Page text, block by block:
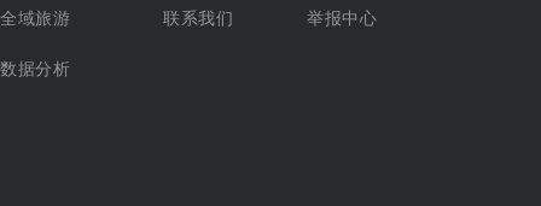
全域旅游
数据分析
联系我们 举报中心